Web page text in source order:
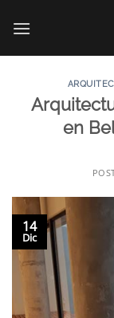
en
14
Dic